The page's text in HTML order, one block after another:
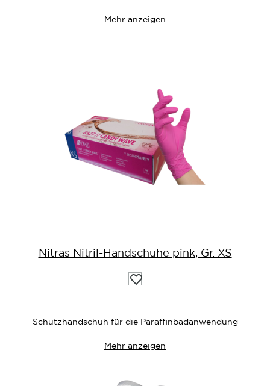
Mehr anzeigen
Nitras Nitril-Handschuhe pink, Gr. XS
Auf
die
Schutzhandschuh für die Paraffinbadanwendung
Mehr anzeigen